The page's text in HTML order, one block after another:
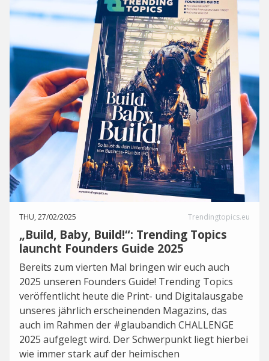
THU, 27/02/2025 Trendingtopics.eu
„Build, Baby, Build!“: Trending Topics
launcht Founders Guide 2025
Bereits zum vierten Mal bringen wir euch auch
2025 unseren Founders Guide! Trending Topics
veröffentlicht heute die Print- und Digitalausgabe
unseres jährlich erscheinenden Magazins, das
auch im Rahmen der #glaubandich CHALLENGE
2025 aufgelegt wird. Der Schwerpunkt liegt hierbei
wie immer stark auf der heimischen